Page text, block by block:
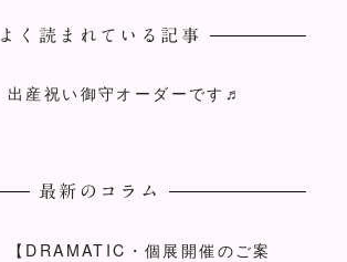
よく読まれている記事
出産祝い御守オーダーです♬
最新のコラム
【DRAMATIC・個展開催のご案